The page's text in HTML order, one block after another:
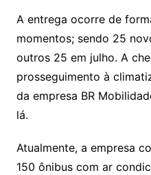
A entrega ocorre de
momentos; sendo 25
outros 25 em julho. A
prosseguimento à
da empresa BR
lá.
Atualmente, a empresa
150 ônibus com ar